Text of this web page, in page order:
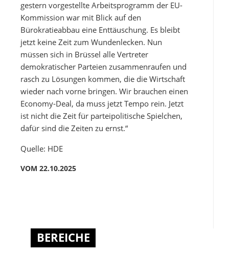
gestern vorgestellte Arbeitsprogramm der EU-
Kommission war mit Blick auf den
Bürokratieabbau eine Enttäuschung. Es bleibt
jetzt keine Zeit zum Wundenlecken. Nun
müssen sich in Brüssel alle Vertreter
demokratischer Parteien zusammenraufen und
rasch zu Lösungen kommen, die die Wirtschaft
wieder nach vorne bringen. Wir brauchen einen
Economy-Deal, da muss jetzt Tempo rein. Jetzt
ist nicht die Zeit für parteipolitische Spielchen,
dafür sind die Zeiten zu ernst.“
Quelle: HDE
VOM 22.10.2025
BEREICHE